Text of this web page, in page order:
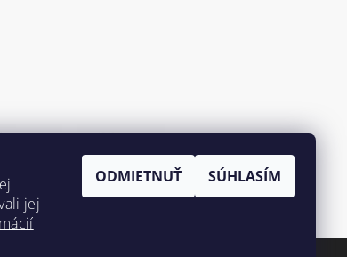
jej
ODMIETNUŤ SÚHLASÍM